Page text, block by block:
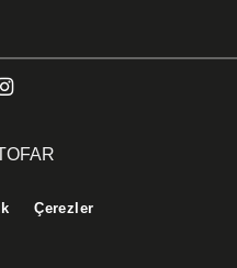
Çerezler